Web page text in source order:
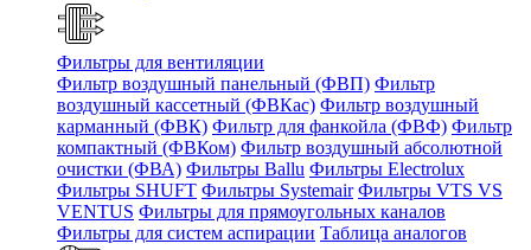
Фильтры для вентиляции
Фильтр воздушный панельный (ФВП) Фильтр
воздушный кассетный (ФВКас) Фильтр воздушный
карманный (ФВК) Фильтр для фанкойла (ФВФ) Фильтр
компактный (ФВКом) Фильтр воздушный абсолютной
очистки (ФВА) Фильтры Ballu Фильтры Electrolux
Фильтры SHUFT Фильтры Systemair Фильтры VTS VS
VENTUS Фильтры для прямоугольных каналов
Фильтры для систем аспирации Таблица аналогов